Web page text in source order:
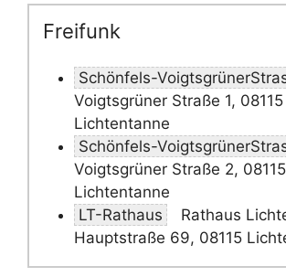
Freifunk
Schönfels-
Voigtsgrüner Straße 1, 08115
Lichtentanne
Schönfels-
Voigtsgrüner Straße 2, 08115
Lichtentanne
LT-Rathaus
Rathaus
Hauptstraße 69, 08115